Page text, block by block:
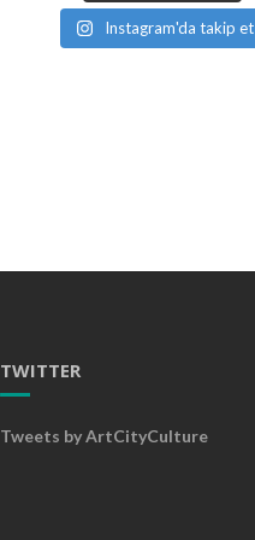
Instagram'da takip et
TWITTER
Tweets by ArtCityCulture